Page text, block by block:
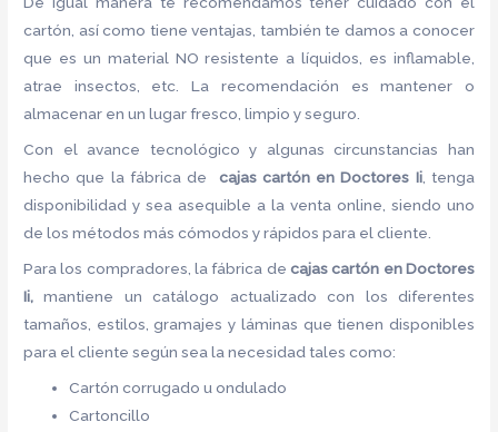
cartón, así como tiene ventajas, también te damos a conocer
que es un material NO resistente a líquidos, es inflamable,
atrae insectos, etc. La recomendación es mantener o
almacenar en un lugar fresco, limpio y seguro.
Con el avance tecnológico y algunas circunstancias han
hecho que la fábrica de cajas cartón en Doctores Ii, tenga
disponibilidad y sea asequible a la venta online, siendo uno
de los métodos más cómodos y rápidos para el cliente.
Para los compradores, la fábrica de cajas cartón en Doctores
Ii,mantiene un catálogo actualizado con los diferentes
tamaños, estilos, gramajes y láminas que tienen disponibles
para el cliente según sea la necesidad tales como:
Cartón corrugado u ondulado
Cartoncillo